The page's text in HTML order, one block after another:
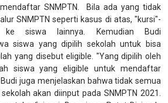
SNMPTN. Bila ada yang tidak
SNMPTN seperti kasus di atas, "kursi"-
siswa lainnya. Kemudian Budi
siswa yang dipilih sekolah untuk bisa
yang disebut eligible. "Yang dipilih oleh
siswa yang eligible untuk mendaftar
Budi juga menjelaskan bahwa tidak semua
akan diinput pada SNMPTN 2021.